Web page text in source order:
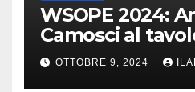
WSOPE 2024:
Camosci al
Main, vai Italia!!!
OTTOBRE 9, 2024